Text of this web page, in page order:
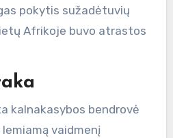
pokytis sužadėtuvių
Afrikoje buvo atrastos
kalnakasybos bendrovė
lemiamą vaidmenį